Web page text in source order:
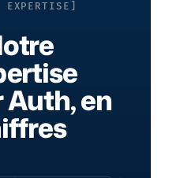
EXPERTISE
en